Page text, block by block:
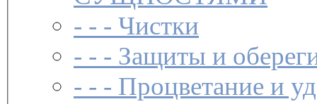
- - - Чистки­
- - - Защиты и
- - - Процветание и